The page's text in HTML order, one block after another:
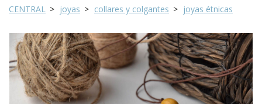
CENTRAL joyas collares y colgantes joyas étnicas